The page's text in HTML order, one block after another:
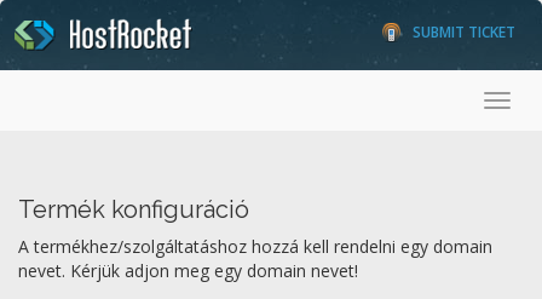
SUBMIT TICKET
Termék konfiguráció
A termékhez/szolgáltatáshoz hozzá kell rendelni egy domain
nevet. Kérjük adjon meg egy domain nevet!